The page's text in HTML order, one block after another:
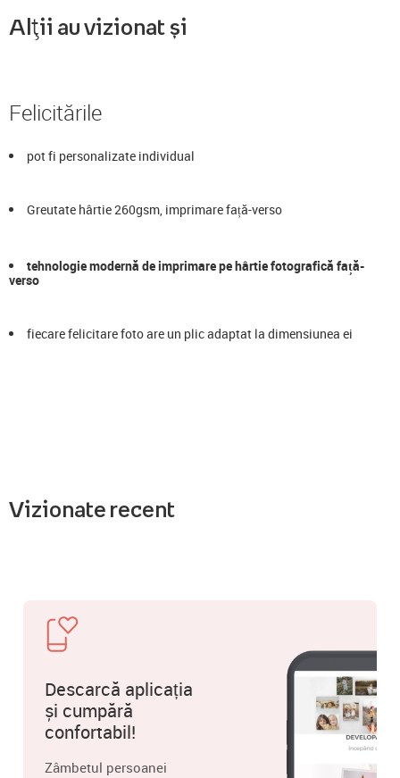
Alții au vizionat și
Felicitările
pot fi personalizate individual
Greutate hârtie 260gsm, imprimare față-verso
tehnologie modernă de imprimare pe hârtie fotografică față-
verso
fiecare felicitare foto are un plic adaptat la dimensiunea ei
Vizionate recent
Descarcă aplicația
și cumpără
confortabil!
Zâmbetul persoanei